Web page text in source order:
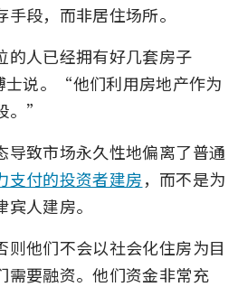
段，而非居住场所。
的人已经拥有好几套房子
说。“他们利用房地产作为
。”
导致市场永久性地偏离了普通
支付的投资者建房，而不是为
人建房。
则他们不会以社会化住房为目
需要融资。他们资金非常充